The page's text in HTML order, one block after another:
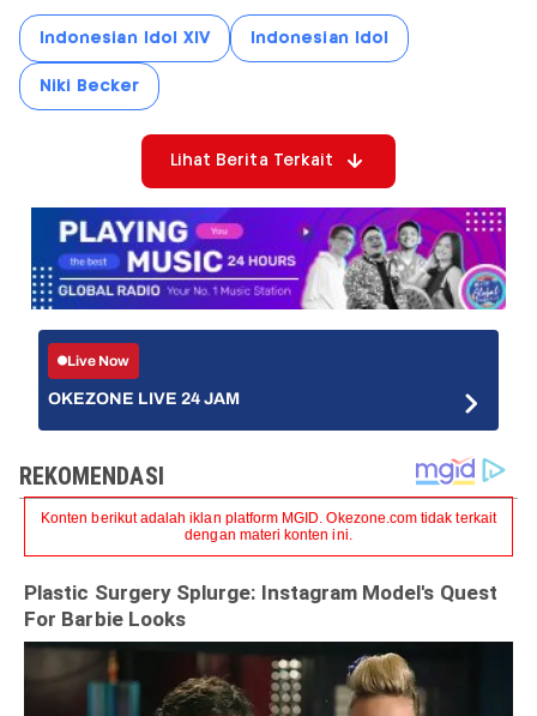
Indonesian Idol XIV Indonesian Idol
Niki Becker
Lihat Berita Terkait
Live Now
OKEZONE LIVE 24 JAM